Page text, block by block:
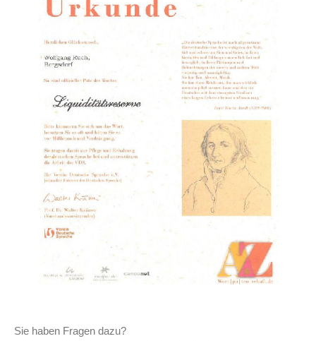
Sie haben Fragen dazu?